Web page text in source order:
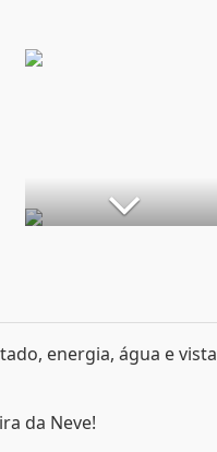
energia, água e vista
da Neve!